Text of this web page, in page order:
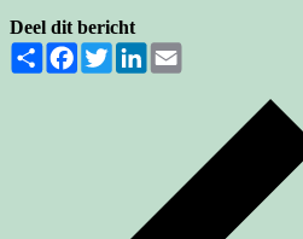
Deel dit bericht
Share FacebookTwitterLinkedInEmail